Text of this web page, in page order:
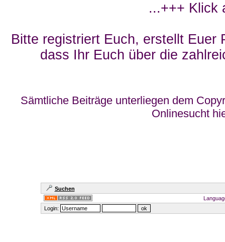
...+++ Klick
Bitte registriert Euch, erstellt Euer
dass Ihr Euch über die
Sämtliche Beiträge unterliegen dem
Onlinesucht
Suchen
Login: